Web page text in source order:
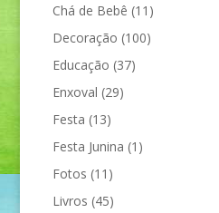
Chá de Bebê (11)
Decoração (100)
Educação (37)
Enxoval (29)
Festa (13)
Festa Junina (1)
Fotos (11)
Livros (45)